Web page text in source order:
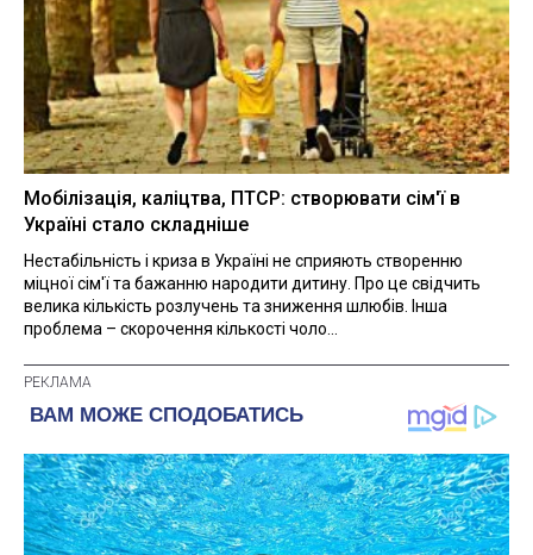
Мобілізація, каліцтва, ПТСР: створювати сім'ї в
Україні стало складніше
Нестабільність і криза в Україні не сприяють створенню
міцної сім'ї та бажанню народити дитину. Про це свідчить
велика кількість розлучень та зниження шлюбів. Інша
проблема – скорочення кількості чоло...